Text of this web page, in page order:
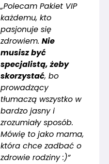
„Polecam Pakiet VIP
każdemu, kto
pasjonuje się
zdrowiem. Nie
musisz być
specjalistą, żeby
skorzystać, bo
prowadzący
tłumaczą wszystko w
bardzo jasny i
zrozumiały sposób.
Mówię to jako mama,
która chce zadbać o
zdrowie rodziny :)”